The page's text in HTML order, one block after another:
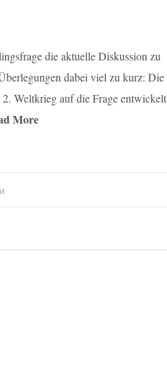
die aktuelle Diskussion zu
dabei viel zu kurz: Die
Weltkrieg auf die Frage entwickelt
More